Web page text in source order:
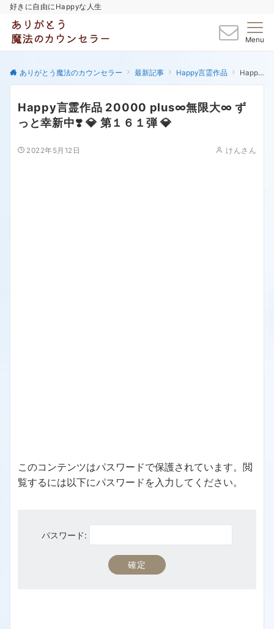
好きに自由にHappyな人生
Menu
ありがとう魔法のカウンセラー 最新記事 Happy言霊作品 Happy言霊作品 20000 plus∞無限大∞ ずっと幸新中❣️ 💎 第１６１弾 💎
Happy言霊作品 20000 plus∞無限大∞ ず
っと幸新中❣️ 💎 第１６１弾 💎
2022年5月12日 けんさん
このコンテンツはパスワードで保護されています。閲
覧するには以下にパスワードを入力してください。
パスワード: